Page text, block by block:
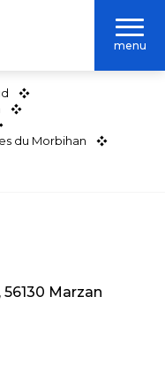
menu
du Morbihan
Marzan